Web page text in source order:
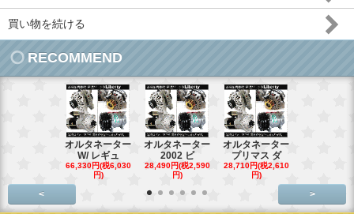
買い物を続ける
RECOMMEND
オルタネーター
W/ レギュ
66,330円(税6,030
円)
オルタネーター
2002 ビ
28,490円(税2,590
円)
オルタネーター
プリマス ダ
28,710円(税2,610
円)
< >